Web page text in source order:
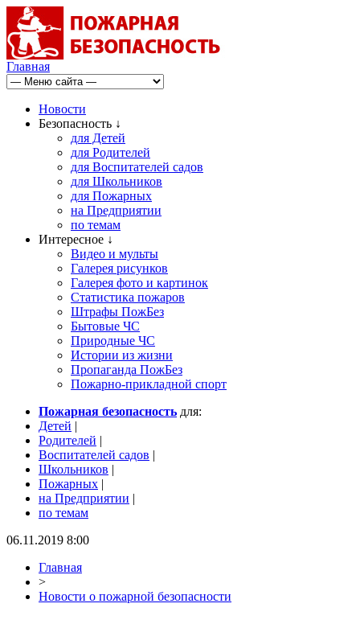
Главная
Новости
Безопасность ↓
для Детей
для Родителей
для Воспитателей садов
для Школьников
для Пожарных
на Предприятии
по темам
Интересное ↓
Видео и мульты
Галерея рисунков
Галерея фото и картинок
Статистика пожаров
Штрафы ПожБез
Бытовые ЧС
Природные ЧС
Истории из жизни
Пропаганда ПожБез
Пожарно-прикладной спорт
Пожарная безопасность для:
Детей |
Родителей |
Воспитателей садов |
Школьников |
Пожарных |
на Предприятии |
по темам
06.11.2019 8:00
Главная
>
Новости о пожарной безопасности